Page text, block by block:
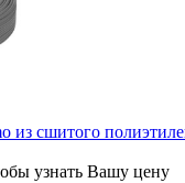
из сшитого
узнать Вашу цену